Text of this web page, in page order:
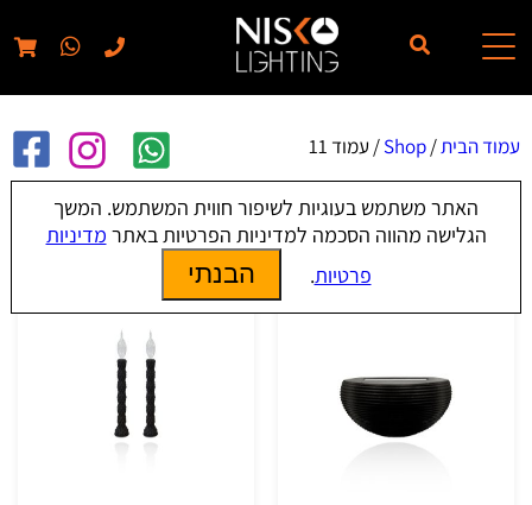
עמוד הבית/
Shop/ עמוד 11
Shopהאתר משתמש בעוגיות לשיפור חווית המשתמש. המשך
הגלישה מהווה הסכמה למדיניות הפרטיות באתר מדיניות
פרטיות. הבנתי